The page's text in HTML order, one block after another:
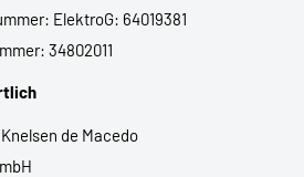
ElektroG: 64019381
34802011
de Macedo